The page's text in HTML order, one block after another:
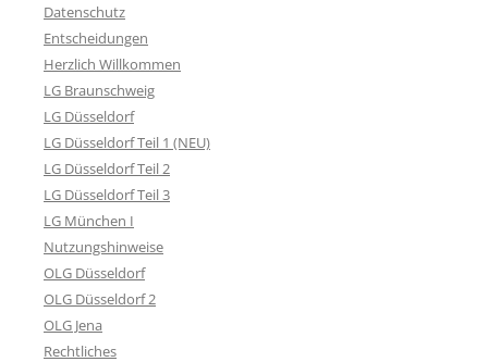
Datenschutz
Entscheidungen
Herzlich Willkommen
LG Braunschweig
LG Düsseldorf
LG Düsseldorf Teil 1 (NEU)
LG Düsseldorf Teil 2
LG Düsseldorf Teil 3
LG München I
Nutzungshinweise
OLG Düsseldorf
OLG Düsseldorf 2
OLG Jena
Rechtliches